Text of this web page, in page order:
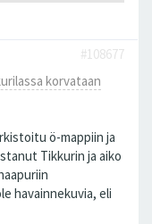
#108677
korvataan
ö-mappiin ja
Tikkurin ja aiko
havainnekuvia, eli